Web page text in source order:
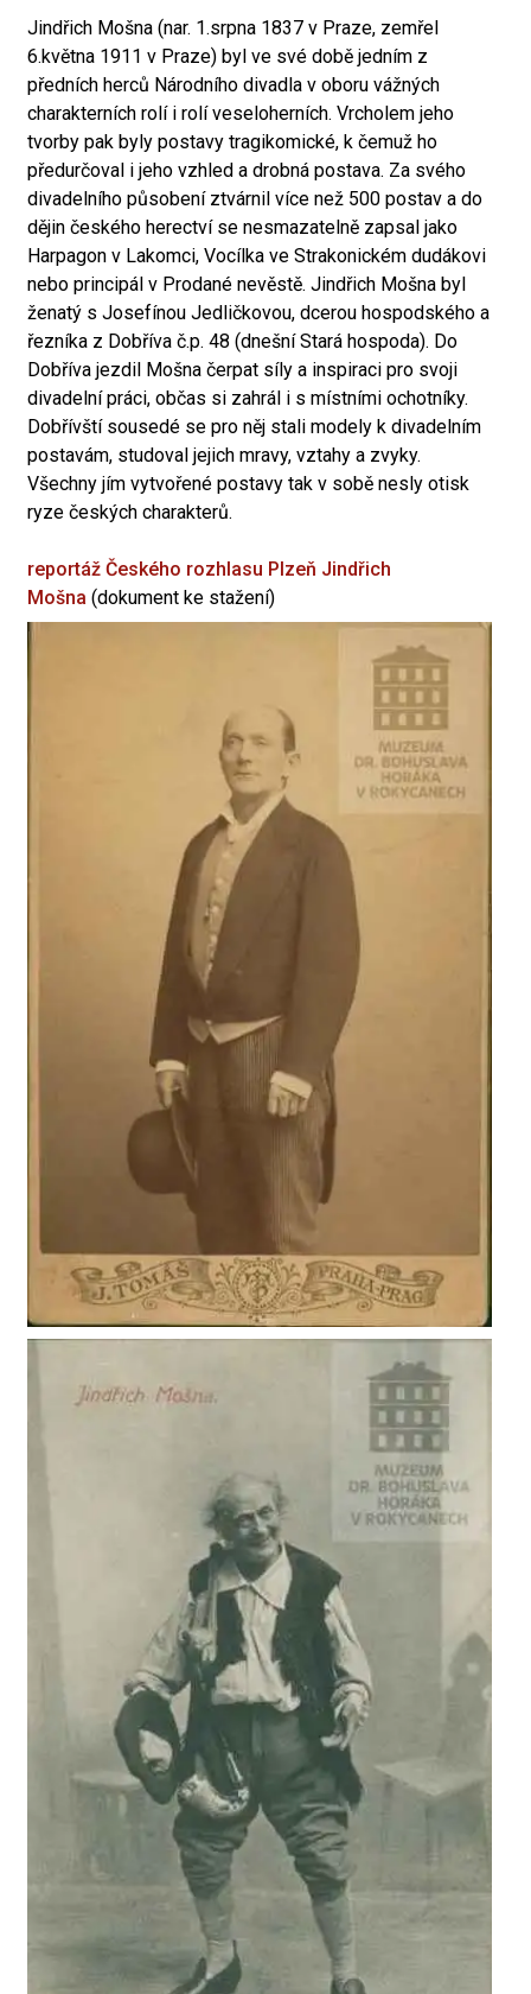
Jindřich Mošna (nar. 1.srpna 1837 v Praze, zemřel
6.května 1911 v Praze) byl ve své době jedním z
předních herců Národního divadla v oboru vážných
charakterních rolí i rolí veseloherních. Vrcholem jeho
tvorby pak byly postavy tragikomické, k čemuž ho
předurčoval i jeho vzhled a drobná postava. Za svého
divadelního působení ztvárnil více než 500 postav a do
dějin českého herectví se nesmazatelně zapsal jako
Harpagon v Lakomci, Vocílka ve Strakonickém dudákovi
nebo principál v Prodané nevěstě. Jindřich Mošna byl
ženatý s Josefínou Jedličkovou, dcerou hospodského a
řezníka z Dobříva č.p. 48 (dnešní Stará hospoda). Do
Dobříva jezdil Mošna čerpat síly a inspiraci pro svoji
divadelní práci, občas si zahrál i s místními ochotníky.
Dobřívští sousedé se pro něj stali modely k divadelním
postavám, studoval jejich mravy, vztahy a zvyky.
Všechny jím vytvořené postavy tak v sobě nesly otisk
ryze českých charakterů.
reportáž Českého rozhlasu Plzeň Jindřich
Mošna (dokument ke stažení)